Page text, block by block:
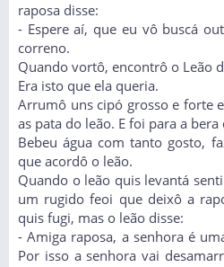
raposa disse:
- Espere aí, que eu vô buscá
correno.
Quando vortô, encontrô o Leão
Era isto que ela queria.
Arrumô uns cipó grosso e forte
as pata do leão. E foi para a
Bebeu água com tanto gosto,
que acordô o leão.
Quando o leão quis levantá
um rugido feoi que deixô a
quis fugi, mas o leão disse:
- Amiga raposa, a senhora é
Por isso a senhora vai